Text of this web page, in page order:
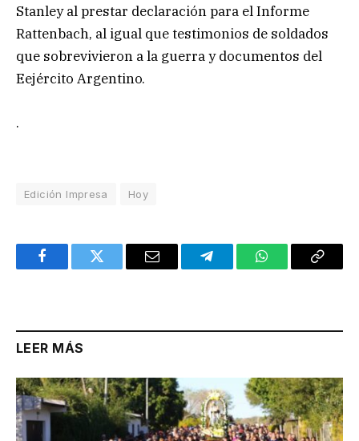
Stanley al prestar declaración para el Informe
Rattenbach, al igual que testimonios de soldados
que sobrevivieron a la guerra y documentos del
Eejército Argentino.
.
Edición Impresa Hoy
FacebookTwitter Email TelegramWhatsAppCopy
LEER MÁS